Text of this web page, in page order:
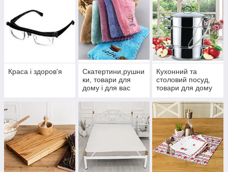
Еліт Ковка
Краса і здоров'я
Скатертини,рушни
ки, товари для
дому і для вас
Кухонний та
столовий посуд,
товари для дому